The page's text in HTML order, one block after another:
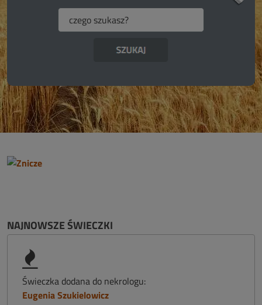
NAJNOWSZE ŚWIECZKI
Świeczka dodana do nekrologu:
Eugenia Szukielowicz